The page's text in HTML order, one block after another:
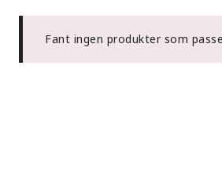
Fant ingen produkter som